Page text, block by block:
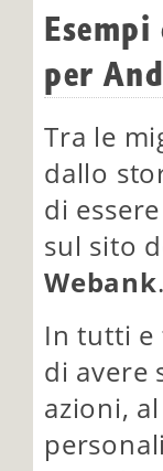
per
Tra le
dallo
di
sul sito
Webank.
In tutti e
di avere
azioni,